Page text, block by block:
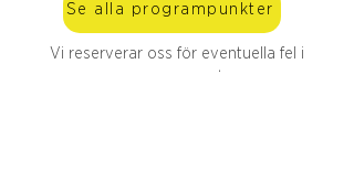
Se alla programpunkter
Vi reserverar oss för eventuella fel i
programmet